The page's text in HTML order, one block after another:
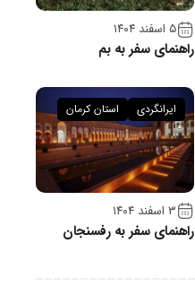
۵ اسفند ۱۴۰۴
راهنمای سفر به بم
۳ اسفند ۱۴۰۴
راهنمای سفر به رفسنجان
ایرانگردی استان کرمان